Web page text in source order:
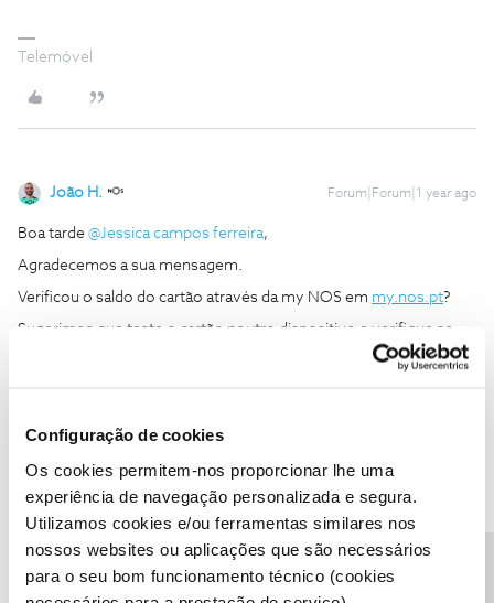
Configuração de cookies
Os cookies permitem-nos proporcionar lhe uma
experiência de navegação personalizada e segura.
Utilizamos cookies e/ou ferramentas similares nos
nossos websites ou aplicações que são necessários
para o seu bom funcionamento técnico (cookies
Telemóvel
João H. Forum|Forum|1 year ago
Boa tarde ​ @Jessica campos ferreira,
Agradecemos a sua mensagem.
Verificou o saldo do cartão através da my NOS em my.nos.pt?
Sugerimos que teste o cartão noutro dispositivo e verifique se
está impossibilitado de receber chamadas de números
Ajude a comunidade a encontrar informação relevante. Marque
como "Melhor Resposta" e faça "Like" nos melhores comentários.
Siga os perfis da moderação, através da opção "Seguir", para estar
sempre a par das ultimas novidades.